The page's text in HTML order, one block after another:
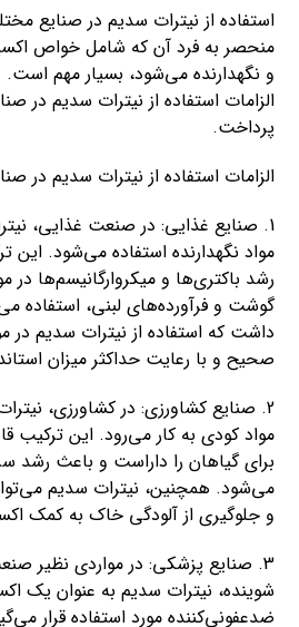
استفاده از نیترات سدیم در صنایع
منحصر به فرد آن که شامل خواص
و نگهدارنده می‌شود، بسیار مهم است.
الزامات استفاده از نیترات سدیم در
پرداخت.
الزامات استفاده از نیترات سدیم در
1. صنایع غذایی: در صنعت غذایی،
مواد نگهدارنده استفاده می‌شود. این
رشد باکتری‌ها و میکروارگانیسم‌ها
گوشت و فرآورده‌های لبنی، استفاده
داشت که استفاده از نیترات سدیم در
صحیح و با رعایت حداکثر میزان
2. صنایع کشاورزی: در کشاورزی،
مواد کودی به کار می‌رود. این ترکیب
برای گیاهان را داراست و باعث رشد
می‌شود. همچنین، نیترات سدیم
و جلوگیری از آلودگی خاک به کمک
3. صنایع پزشکی: در مواردی نظیر
شوینده، نیترات سدیم به عنوان یک
ضدعفونی‌کننده مورد استفاده قرار